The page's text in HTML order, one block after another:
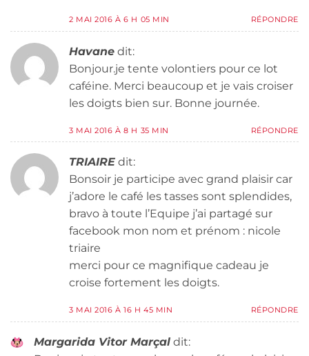
2 MAI 2016 À 6 H 05 MIN RÉPONDRE
Havane dit:
Bonjour.je tente volontiers pour ce lot
caféine. Merci beaucoup et je vais croiser
les doigts bien sur. Bonne journée.
3 MAI 2016 À 8 H 35 MIN RÉPONDRE
TRIAIRE dit:
Bonsoir je participe avec grand plaisir car
j’adore le café les tasses sont splendides,
bravo à toute l’Equipe j’ai partagé sur
facebook mon nom et prénom : nicole
triaire
merci pour ce magnifique cadeau je
croise fortement les doigts.
3 MAI 2016 À 16 H 45 MIN RÉPONDRE
Margarida Vitor Marçal dit: